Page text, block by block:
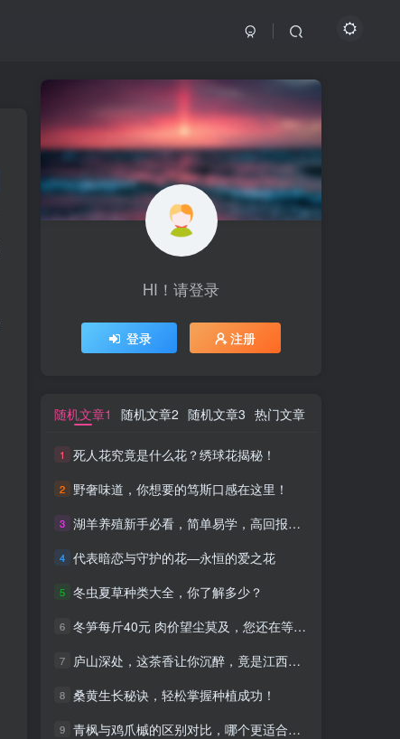
HI！请登录
登录 注册
随机文章1 随机文章2 随机文章3 热门文章
1 死人花究竟是什么花？绣球花揭秘！
2 野奢味道，你想要的笃斯口感在这里！
3 湖羊养殖新手必看，简单易学，高回报养殖！
4 代表暗恋与守护的花—永恒的爱之花
5 冬虫夏草种类大全，你了解多少？
6 冬笋每斤40元 肉价望尘莫及，您还在等什么？
7 庐山深处，这茶香让你沉醉，竟是江西的秘密宝藏！
8 桑黄生长秘诀，轻松掌握种植成功！
9 青枫与鸡爪槭的区别对比，哪个更适合你的园林景观？
HI！请登录
登录 注册
随机文章1 随机文章2 随机文章3 热门文章
1 死人花究竟是什么花？绣球花揭秘！
2 野奢味道，你想要的笃斯口感在这里！
3 湖羊养殖新手必看，简单易学，高回报养殖！
4 代表暗恋与守护的花—永恒的爱之花
5 冬虫夏草种类大全，你了解多少？
6 冬笋每斤40元 肉价望尘莫及，您还在等什么？
7 庐山深处，这茶香让你沉醉，竟是江西的秘密宝藏！
8 桑黄生长秘诀，轻松掌握种植成功！
9 青枫与鸡爪槭的区别对比，哪个更适合你的园林景观？